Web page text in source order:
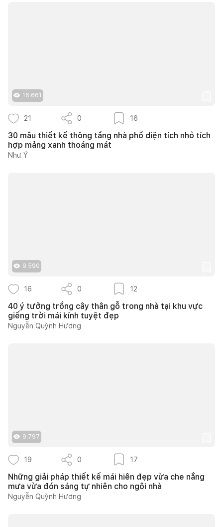
16.661
21 0 16
30 mẫu thiết kế thông tầng nhà phố diện tích nhỏ tích
hợp mảng xanh thoáng mát
Như Ý
9.590
16 0 12
40 ý tưởng trồng cây thân gỗ trong nhà tại khu vực
giếng trời mái kính tuyệt đẹp
Nguyễn Quỳnh Hương
9.797
19 0 17
Những giải pháp thiết kế mái hiên đẹp vừa che nắng
mưa vừa đón sáng tự nhiên cho ngôi nhà
Nguyễn Quỳnh Hương